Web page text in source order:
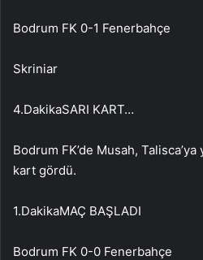
Bodrum FK 0-1 Fenerbahçe
Skriniar
4.DakikaSARI KART…
Bodrum FK’de Musah, Talisca’ya
kart gördü.
1.DakikaMAÇ BAŞLADI
Bodrum FK 0-0 Fenerbahçe